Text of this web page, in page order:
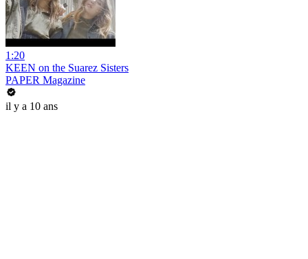
1:20
KEEN on the Suarez Sisters
PAPER Magazine
il y a 10 ans